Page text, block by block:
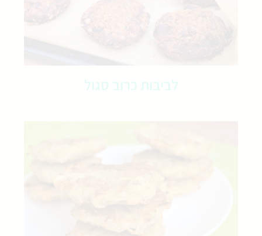
לביבות כרוב סגול